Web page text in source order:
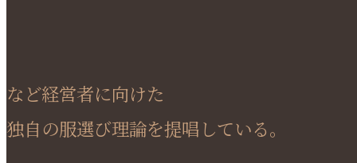
など経営者に向けた
独自の服選び理論を提唱している。